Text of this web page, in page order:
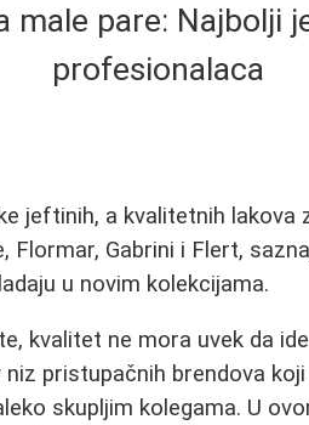
male pare: Najbolji
profesionalaca
jeftinih, a kvalitetnih
Flormar, Gabrini i Flert,
u novim kolekcijama.
kvalitet ne mora uvek da
pristupačnih brendova
skupljim kolegama. U